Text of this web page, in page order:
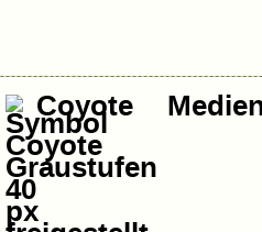
Coyote